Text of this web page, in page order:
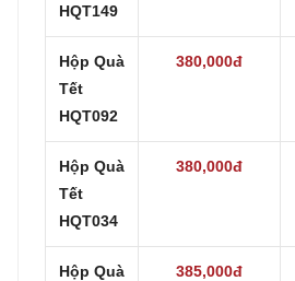
HQT149
Hộp Quà
Tết
HQT092
380,000đ
Hộp Quà
Tết
HQT034
380,000đ
Hộp Quà
385,000đ